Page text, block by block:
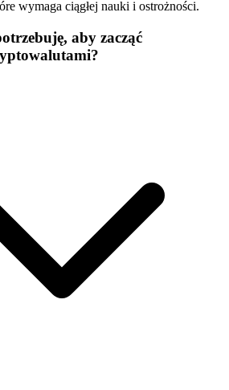
wymaga ciągłej nauki i ostrożności.
aby zacząć